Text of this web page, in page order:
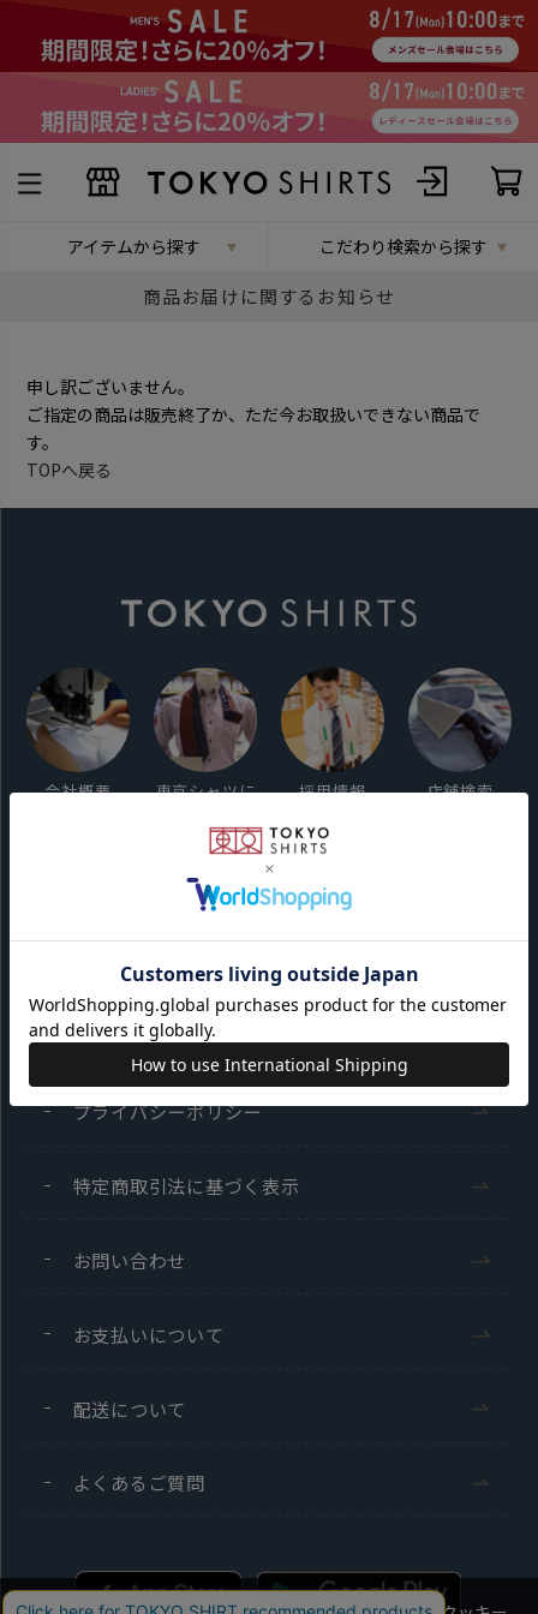
アイテムから探す こだわり検索から探す
商品お届けに関するお知らせ
申し訳ございません。
ご指定の商品は販売終了か、ただ今お取扱いできない商品で
す。
TOPへ戻る
会社概要
東京シャツに
採用情報 店舗検索
ご利用ガイド
サイト利用規約
会員利用規約
プライバシーポリシー
特定商取引法に基づく表示
お問い合わせ
お支払いについて
配送について
よくあるご質問